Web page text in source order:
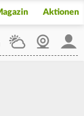
Aktionen
WetterWebcam